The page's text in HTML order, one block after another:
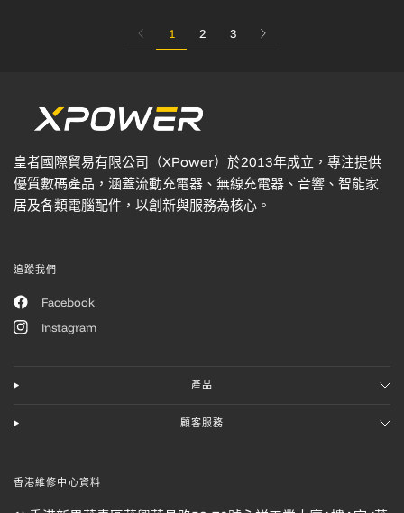
1 2 3
皇者國際貿易有限公司（XPower）於2013年成立，專注提供
優質數碼產品，涵蓋流動充電器、無線充電器、音響、智能家
居及各類電腦配件，以創新與服務為核心。
追蹤我們
Facebook
Instagram
產品
顧客服務
香港維修中心資料